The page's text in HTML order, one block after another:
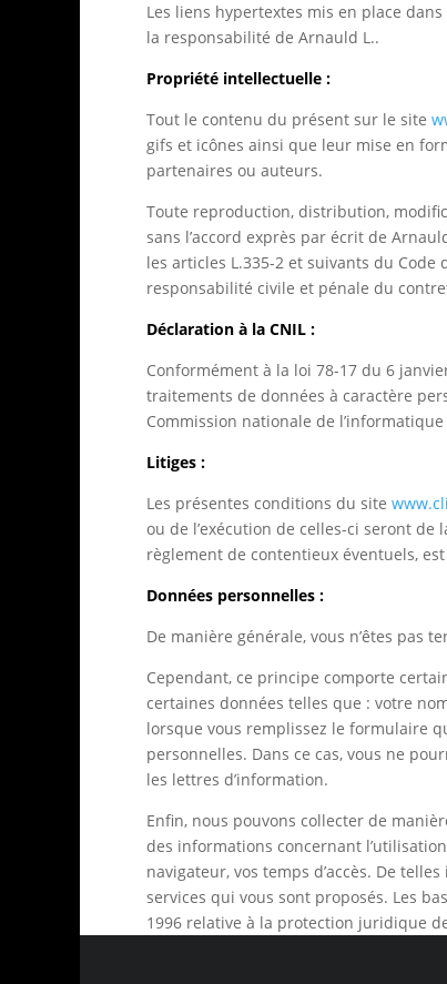
Les liens hypertextes mis en place
la responsabilité de Arnauld L..
Propriété intellectuelle :
Tout le contenu du présent sur le site
gifs et icônes ainsi que leur mise en
partenaires ou auteurs.
Toute reproduction, distribution,
sans l’accord exprès par écrit de
les articles L.335-2 et suivants du
responsabilité civile et pénale du
Déclaration à la CNIL :
Conformément à la loi 78-17 du 6
traitements de données à caractère
Commission nationale de
Litiges :
Les présentes conditions du site
ou de l’exécution de celles-ci seront
règlement de contentieux éventuels,
Données personnelles :
De manière générale, vous n’êtes pas
Cependant, ce principe comporte
certaines données telles que : votre
lorsque vous remplissez le formulaire
personnelles. Dans ce cas, vous ne
les lettres d’information.
Enfin, nous pouvons collecter de
des informations concernant
navigateur, vos temps d’accès. De
services qui vous sont proposés. Les
1996 relative à la protection juridique